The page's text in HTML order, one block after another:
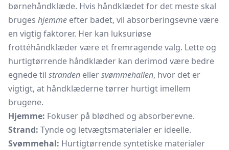
børnehåndklæde. Hvis håndklædet for det meste skal
bruges hjemme efter badet, vil absorberingsevne være
en vigtig faktorer. Her kan luksuriøse
frottéhåndklæder være et fremragende valg. Lette og
hurtigtørrende håndklæder kan derimod være bedre
egnede til stranden ellersvømmehallen, hvor det er
vigtigt, at håndklæderne tørrer hurtigt imellem
brugene.
Hjemme: Fokuser på blødhed og absorberevne.
Strand: Tynde og letvægtsmaterialer er ideelle.
Svømmehal: Hurtigtørrende syntetiske materialer